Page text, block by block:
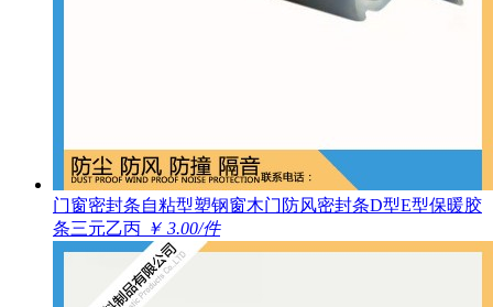
门窗密封条自粘型塑钢窗木门防风密封条D型E型保暖胶
条三元乙丙 ￥ 3.00/件